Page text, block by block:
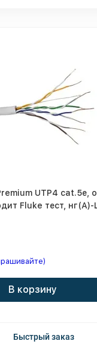
UTP4 cat.5е,
Fluke тест, нг(А)-
В корзину
Быстрый заказ